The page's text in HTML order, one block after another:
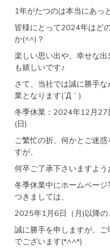
1年がたつのは本当にあっ
皆様にとって2024年はど
か(^^)？
楽しい思い出や、幸せな
も嬉しいです♪
さて、当社では誠に勝手
業となります(´Д｀)
冬季休業：2024年12月
(日)
ご繁忙の折、何かとご迷
すが、
何卒ご了承下さいますよう
冬季休業中にホームペー
つきましては、
2025年1月6日（月)以降の
誠に勝手を申しますが、
でございます(*^^*)